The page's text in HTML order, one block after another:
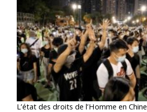
L’état des droits de l’Homme en Chine